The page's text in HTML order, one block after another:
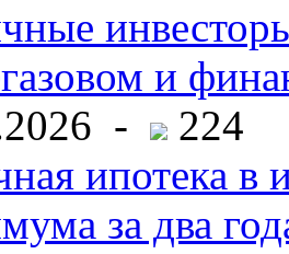
и
-
224
ипотека в
за два